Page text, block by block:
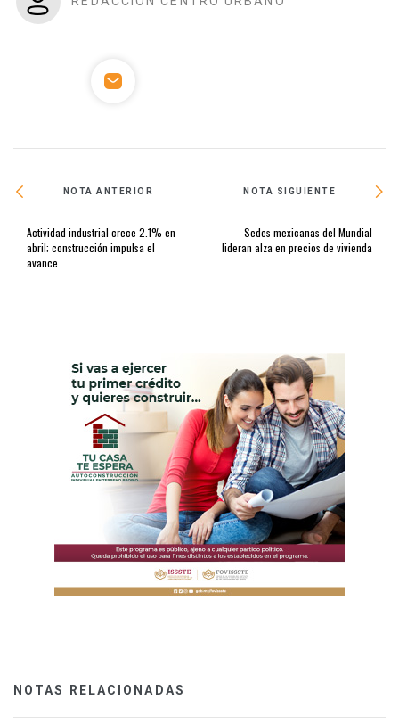
NOTA ANTERIOR
Actividad industrial crece 2.1% en
abril; construcción impulsa el
avance
NOTA SIGUIENTE
Sedes mexicanas del Mundial
lideran alza en precios de vivienda
NOTAS RELACIONADAS